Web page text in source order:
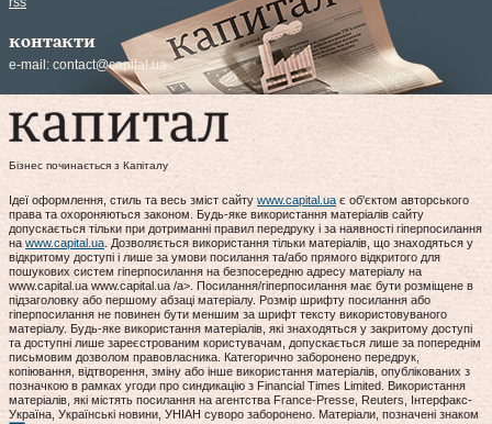
контакти
e-mail: contact@capital.ua
Бізнес починається з Капіталу
Ідеї оформлення, стиль та весь зміст сайту www.capital.uaє об'єктом авторського
права та охороняються законом. Будь-яке використання матеріалів сайту
допускається тільки при дотриманні правил передруку і за наявності гіперпосилання
наwww.capital.ua. Дозволяється використання тільки матеріалів, що знаходяться у
відкритому доступі і лише за умови посилання та/або прямого відкритого для
пошукових систем гіперпосилання на безпосередню адресу матеріалу на
www.capital.ua www.capital.ua /a>. Посилання/гіперпосилання має бути розміщене в
підзаголовку або першому абзаці матеріалу. Розмір шрифту посилання або
гіперпосилання не повинен бути меншим за шрифт тексту використовуваного
матеріалу. Будь-яке використання матеріалів, які знаходяться у закритому доступі
та доступні лише зареєстрованим користувачам, допускається лише за попереднім
письмовим дозволом правовласника. Категорично заборонено передрук,
копіювання, відтворення, зміну або інше використання матеріалів, опублікованих з
позначкою в рамках угоди про синдикацію з Financial Times Limited. Використання
матеріалів, які містять посилання на агентства France-Presse, Reuters, Інтерфакс-
Україна, Українські новини, УНІАН суворо заборонено. Матеріали, позначені знаком